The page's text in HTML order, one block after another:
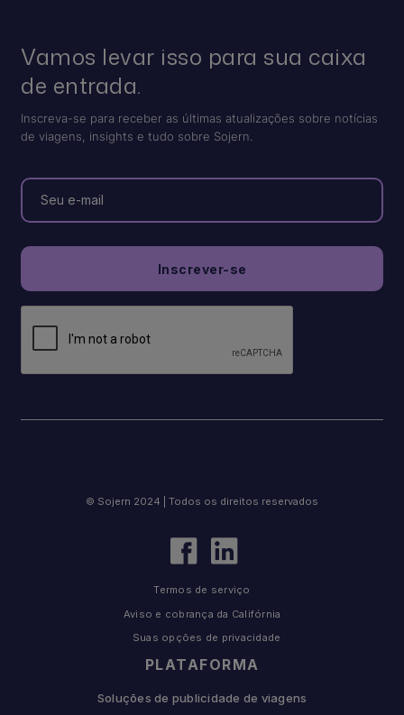
Vamos levar isso para sua caixa
de entrada.
Inscreva-se para receber as últimas atualizações sobre notícias
de viagens, insights e tudo sobre Sojern.
PLATAFORMA
Soluções de publicidade de viagens
© Sojern 2024 | Todos os direitos reservados
Termos de serviço
Aviso e cobrança da Califórnia
Suas opções de privacidade